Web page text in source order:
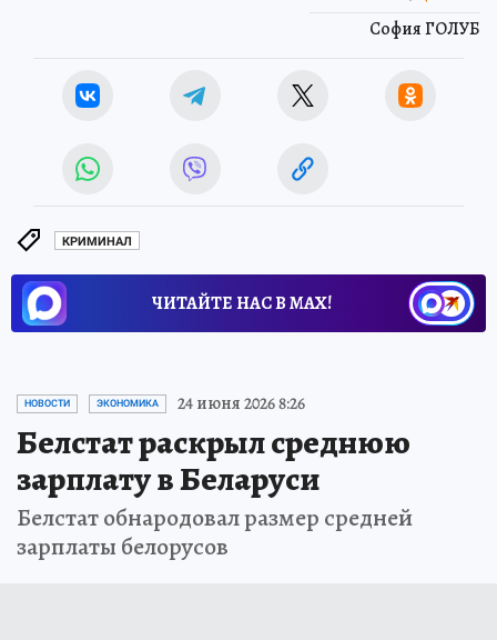
София ГОЛУБ
КРИМИНАЛ
ЧИТАЙТЕ НАС В МАХ!
НОВОСТИ ЭКОНОМИКА 24 июня 2026 8:26
Белстат раскрыл среднюю
зарплату в Беларуси
Белстат обнародовал размер средней
зарплаты белорусов